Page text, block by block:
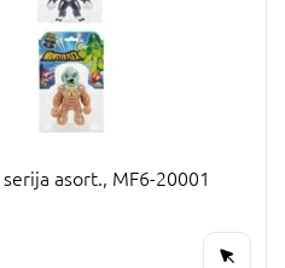
asort., MF6-20001